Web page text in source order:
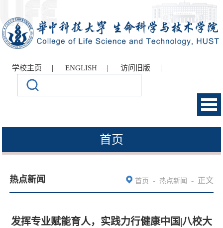
学校主页 | ENGLISH | 访问旧版 |
首页
热点新闻 首页 - 热点新闻 - 正文
发挥专业赋能育人，实践力行健康中国|八校大